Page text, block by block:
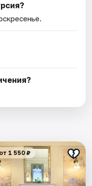
от 1 550 ₽